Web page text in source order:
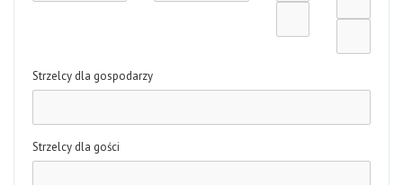
Strzelcy dla gospodarzy
Strzelcy dla gości